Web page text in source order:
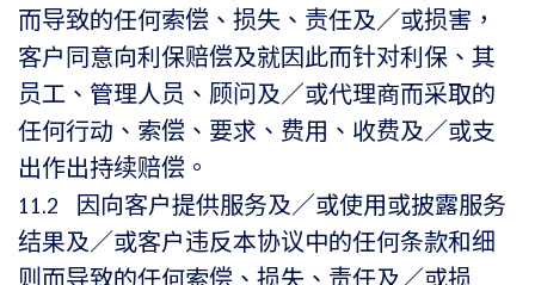
而导致的任何索偿、损失、责任及／或损害，
客户同意向利保赔偿及就因此而针对利保、其
员工、管理人员、顾问及／或代理商而采取的
任何行动、索偿、要求、费用、收费及／或支
出作出持续赔偿。
11.2 因向客户提供服务及／或使用或披露服务
结果及／或客户违反本协议中的任何条款和细